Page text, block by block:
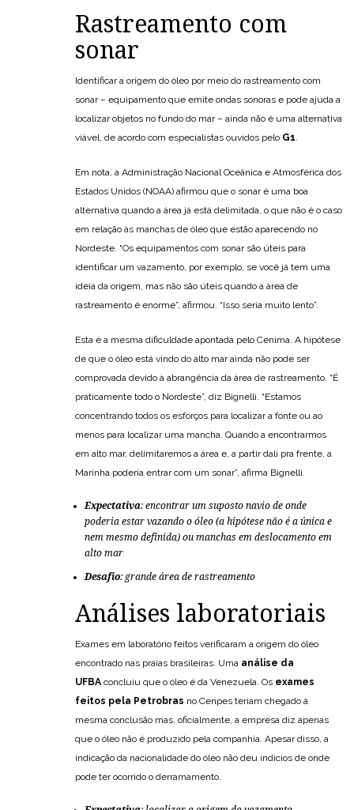
Rastreamento com
sonar
Identificar a origem do óleo por meio do rastreamento com
sonar – equipamento que emite ondas sonoras e pode ajuda a
localizar objetos no fundo do mar – ainda não é uma alternativa
viável, de acordo com especialistas ouvidos pelo G1.
Em nota, a Administração Nacional Oceânica e Atmosférica dos
Estados Unidos (NOAA) afirmou que o sonar é uma boa
alternativa quando a área já está delimitada, o que não é o caso
em relação às manchas de óleo que estão aparecendo no
Nordeste. “Os equipamentos com sonar são úteis para
identificar um vazamento, por exemplo, se você já tem uma
ideia da origem, mas não são úteis quando a área de
rastreamento é enorme”, afirmou. “Isso seria muito lento”.
Esta é a mesma dificuldade apontada pelo Cenima. A hipótese
de que o óleo está vindo do alto mar ainda não pode ser
comprovada devido à abrangência da área de rastreamento. “É
praticamente todo o Nordeste”, diz Bignelli. “Estamos
concentrando todos os esforços para localizar a fonte ou ao
menos para localizar uma mancha. Quando a encontrarmos
em alto mar, delimitaremos a área e, a partir dali pra frente, a
Marinha poderia entrar com um sonar”, afirma Bignelli.
Expectativa: encontrar um suposto navio de onde
poderia estar vazando o óleo (a hipótese não é a única e
nem mesmo definida) ou manchas em deslocamento em
alto mar
Desafio: grande área de rastreamento
Análises laboratoriais
Exames em laboratório feitos verificaram a origem do óleo
encontrado nas praias brasileiras. Uma análise da
UFBA concluiu que o óleo é da Venezuela. Os exames
feitos pela Petrobras no Cenpes teriam chegado à
mesma conclusão mas, oficialmente, a empresa diz apenas
que o óleo não é produzido pela companhia. Apesar disso, a
indicação da nacionalidade do óleo não deu indícios de onde
pode ter ocorrido o derramamento.